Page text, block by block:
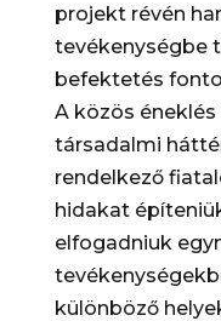
projekt révén
tevékenységbe
befektetés
A közös
társadalmi
rendelkező
hidakat
elfogadniuk
különböző